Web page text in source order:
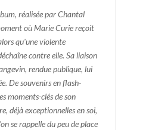
réalisée par Chantal
où Marie Curie reçoit
qu'une violente
contre elle. Sa liaison
rendue publique, lui
De souvenirs en flash-
moments-clés de son
déjà exceptionnelles en soi,
se rappelle du peu de place